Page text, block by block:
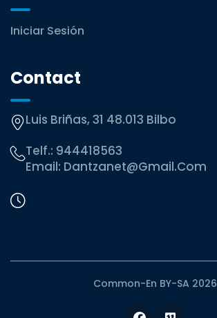
Iniciar Sesión
Contact
Luis Briñas, 31 48.013 Bilbo
Telf.: 944418563
Email: Dantzanet@gmail.com
Common-En BY-SA 2026